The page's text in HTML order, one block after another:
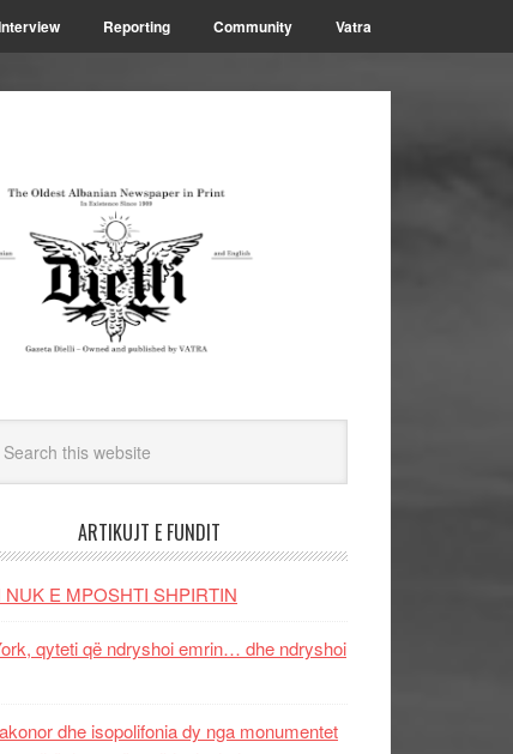
Reporting Community Vatra
ARTIKUJT E FUNDIT
NUK E MPOSHTI SHPIRTIN
qyteti që ndryshoi emrin… dhe ndryshoi
dhe isopolifonia dy nga monumentet